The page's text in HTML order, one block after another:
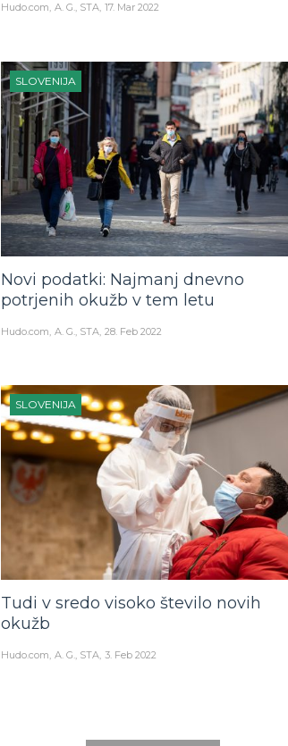
Hudo.com A. G., STA 17. Mar 2022
SLOVENIJA
Novi podatki: Najmanj dnevno
potrjenih okužb v tem letu
Hudo.com A. G., STA 28. Feb 2022
SLOVENIJA
Tudi v sredo visoko število novih
okužb
Hudo.com A. G., STA 3. Feb 2022